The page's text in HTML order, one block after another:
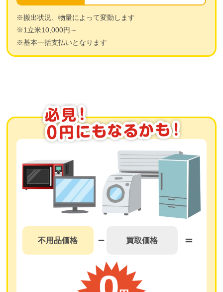
※搬出状況、物量によって変動します
※1立米10,000円～
※基本一括支払いとなります
不用品価格 買取価格